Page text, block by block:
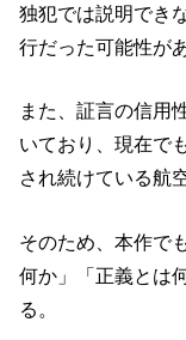
独犯では説明でき
行だった可能性が
また、証言の信用
いており、現在で
され続けている航
そのため、本作で
何か」「正義とは
る。